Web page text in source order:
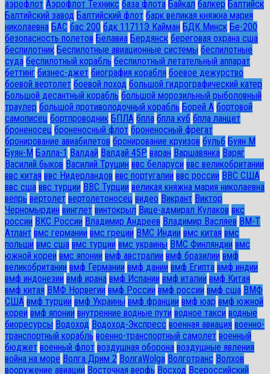
аэрофлот Аэрофлот Техникс база флота Байкал балкер Балтийск
Балтийский завод Балтийский флот барк великая княжна мария
николаевна БАС бас 200 бдк 11711Э Кайман БДК Минск Бе-200
безопасность полетов Белавиа Бердянск береговая охрана сша
беспилотник Беспилотные авиационные системы беспилотные
суда беспилотный корабль беспилотный летательный аппарат
беттинг бизнес-джет биография корабля боевое дежурство
боевой вертолет боевой поход большой гидрографический катер
Большой десантный корабль большой морозильный рыболовный
траулер большой противолодочный корабль Борей А бортовой
самописец бортпроводник БПЛА бпла бпла куб бпла ланцет
броненосец броненосный флот броненосный фрегат
бронирование авиабилетов бронирование круизов бульб Буян М
Буян-М Бэлла-1 Валдай Валдай 45Р варан Варшавянка Варяг
Василий быков Василий Трушин ввс беларуси ввс великобритании
ввс китая ввс Нидерландов ввс португалии ввс россии ВВС США
ввс сша ввс турции ВВС Турции великая княжна мария николаевна
вепрь вертолет вертолетоносец видео Викрант Виктор
Черномырдин винглет винтокрыл Вице-адмирал Кулаков вкс
россии ВКС России Владимир Андреев Владимир Васляев ВМ-Т
Атлант вмс германии вмс греции ВМС Индии вмс китая вмс
польши вмс сша вмс турции вмс украины ВМС Финляндии вмс
южной кореи вмс японии вмф австралии вмф бразилии вмф
великобритании вмф Германии вмф дании вмф Египта вмф индии
вмф индонезии вмф ирана вмф Испании вмф италии вмф Китая
вмф китая ВМФ Норвегии вмф России вмф россии вмф сша ВМФ
США вмф турции вмф Украины вмф франции вмф юар вмф южной
кореи вмф японии внутренние водные пути водное такси водные
биоресурсы Водоход Водоход-Экспресс военная авиация военно-
транспортный корабль военно-транспортный самолет военный
бюджет военный флот воздушная оборона воздушные явления
война на море Волга Дрим 2 ВолгаWolga Волготранс Волхов
вооружение авиации Восточная верфь Восход Всероссийский